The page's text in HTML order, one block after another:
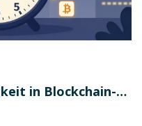
in Blockchain-